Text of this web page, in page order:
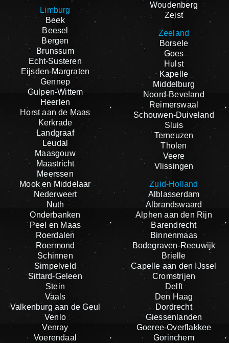
Limburg
Beek
Beesel
Bergen
Brunssum
Echt-Susteren
Eijsden-Margraten
Gennep
Gulpen-Wittem
Heerlen
Horst aan de Maas
Kerkrade
Landgraaf
Leudal
Maasgouw
Maastricht
Meerssen
Mook en Middelaar
Nederweert
Nuth
Onderbanken
Peel en Maas
Roerdalen
Roermond
Schinnen
Simpelveld
Sittard-Geleen
Stein
Vaals
Valkenburg aan de Geul
Venlo
Venray
Voerendaal
Woudenberg
Zeist
Zeeland
Borsele
Goes
Hulst
Kapelle
Middelburg
Noord-Beveland
Reimerswaal
Schouwen-Duiveland
Sluis
Terneuzen
Tholen
Veere
Vlissingen
Zuid-Holland
Alblasserdam
Albrandswaard
Alphen aan den Rijn
Barendrecht
Binnenmaas
Bodegraven-Reeuwijk
Brielle
Capelle aan den IJssel
Cromstrijen
Delft
Den Haag
Dordrecht
Giessenlanden
Goeree-Overflakkee
Gorinchem